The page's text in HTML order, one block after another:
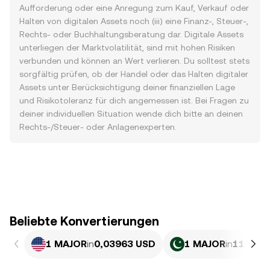
Aufforderung oder eine Anregung zum Kauf, Verkauf oder
Halten von digitalen Assets noch (iii) eine Finanz-, Steuer-,
Rechts- oder Buchhaltungsberatung dar. Digitale Assets
unterliegen der Marktvolatilität, sind mit hohen Risiken
verbunden und können an Wert verlieren. Du solltest stets
sorgfältig prüfen, ob der Handel oder das Halten digitaler
Assets unter Berücksichtigung deiner finanziellen Lage
und Risikotoleranz für dich angemessen ist. Bei Fragen zu
deiner individuellen Situation wende dich bitte an deinen
Rechts-/Steuer- oder Anlagenexperten.
Beliebte Konvertierungen
1 MAJORin0,03963 USD 1 MAJORin11,01